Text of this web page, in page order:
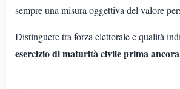
sempre una misura oggettiva del valore
Distinguere tra forza elettorale e qualità
esercizio di maturità civile prima